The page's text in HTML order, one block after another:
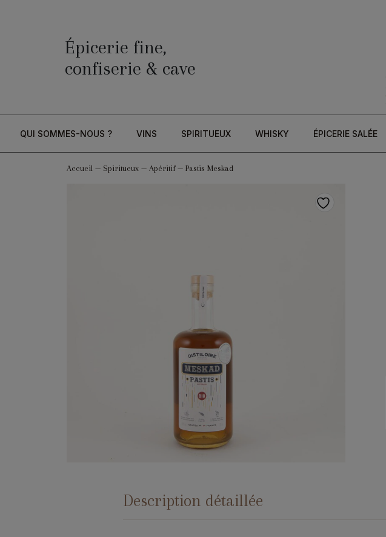
Épicerie fine,
confiserie & cave
QUI SOMMES-NOUS ? VINS SPIRITUEUX WHISKY ÉPICERIE SALÉE
Accueil— Spiritueux— Apéritif— Pastis Meskad
Description détaillée